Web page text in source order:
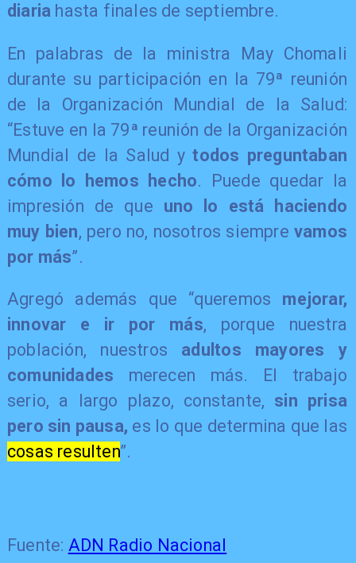
diaria hasta finales de septiembre.
En palabras de la ministra May Chomali
durante su participación en la 79ª reunión
de la Organización Mundial de la Salud:
“Estuve en la 79ª reunión de la Organización
Mundial de la Salud ytodos preguntaban
cómo lo hemos hecho. Puede quedar la
impresión de que uno lo está haciendo
muy bien, pero no, nosotros siemprevamos
por más”.
Agregó además que “queremos mejorar,
innovar e ir por más, porque nuestra
población, nuestros adultos mayores y
comunidades merecen más. El trabajo
serio, a largo plazo, constante, sin prisa
pero sin pausa, es lo que determina que las
cosas resulten”.
Fuente: ADN Radio Nacional